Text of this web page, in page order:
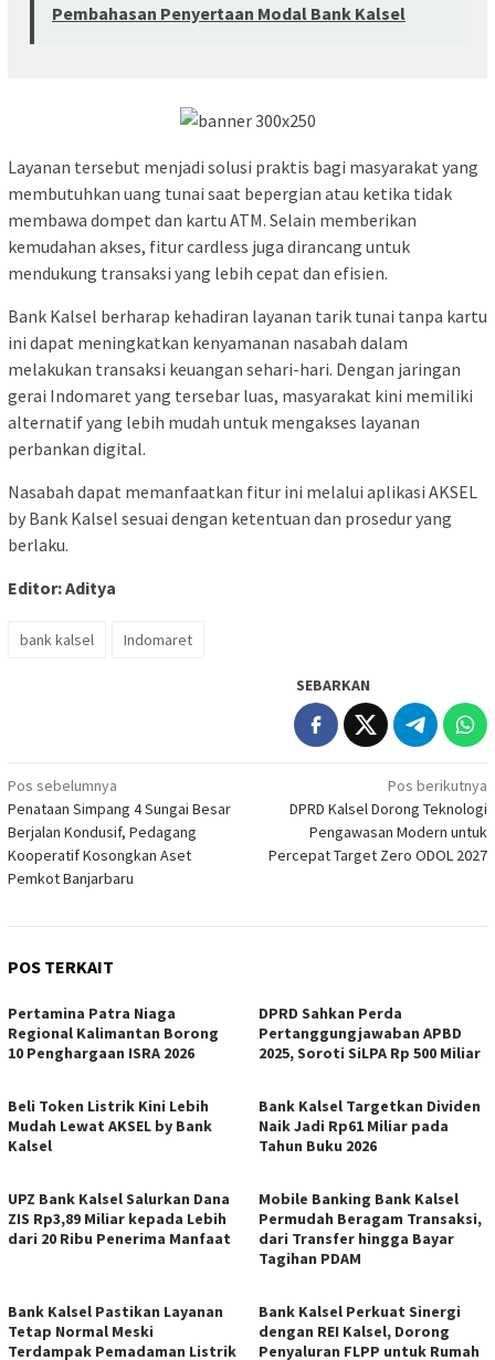
Pembahasan Penyertaan Modal Bank Kalsel
Layanan tersebut menjadi solusi praktis bagi masyarakat yang
membutuhkan uang tunai saat bepergian atau ketika tidak
membawa dompet dan kartu ATM. Selain memberikan
kemudahan akses, fitur cardless juga dirancang untuk
mendukung transaksi yang lebih cepat dan efisien.
Bank Kalsel berharap kehadiran layanan tarik tunai tanpa kartu
ini dapat meningkatkan kenyamanan nasabah dalam
melakukan transaksi keuangan sehari-hari. Dengan jaringan
gerai Indomaret yang tersebar luas, masyarakat kini memiliki
alternatif yang lebih mudah untuk mengakses layanan
perbankan digital.
Nasabah dapat memanfaatkan fitur ini melalui aplikasi AKSEL
by Bank Kalsel sesuai dengan ketentuan dan prosedur yang
berlaku.
Editor: Aditya
bank kalsel Indomaret
SEBARKAN
Navigasi
pos
Pos sebelumnya
Penataan Simpang 4 Sungai Besar
Berjalan Kondusif, Pedagang
Kooperatif Kosongkan Aset
Pemkot Banjarbaru
Pos berikutnya
DPRD Kalsel Dorong Teknologi
Pengawasan Modern untuk
Percepat Target Zero ODOL 2027
POS TERKAIT
Pertamina Patra Niaga
Regional Kalimantan Borong
10 Penghargaan ISRA 2026
DPRD Sahkan Perda
Pertanggungjawaban APBD
2025, Soroti SiLPA Rp 500 Miliar
Beli Token Listrik Kini Lebih
Mudah Lewat AKSEL by Bank
Kalsel
Bank Kalsel Targetkan Dividen
Naik Jadi Rp61 Miliar pada
Tahun Buku 2026
UPZ Bank Kalsel Salurkan Dana
ZIS Rp3,89 Miliar kepada Lebih
dari 20 Ribu Penerima Manfaat
Mobile Banking Bank Kalsel
Permudah Beragam Transaksi,
dari Transfer hingga Bayar
Tagihan PDAM
Bank Kalsel Pastikan Layanan
Tetap Normal Meski
Terdampak Pemadaman Listrik
Bank Kalsel Perkuat Sinergi
dengan REI Kalsel, Dorong
Penyaluran FLPP untuk Rumah